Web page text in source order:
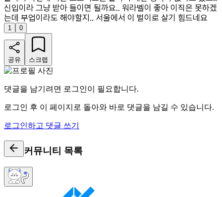
신입이라 그냥 받아 들이면 될까요.. 워라벨이 좋아 이직은 못하겠
는데 부업이라도 해야할지.. 서울에서 이 벌이로 살기 힘드네요
1 0
공유 스크랩
댓글을 남기려면 로그인이 필요합니다.
로그인 후 이 페이지로 돌아와 바로 댓글을 남길 수 있습니다.
로그인하고 댓글 쓰기
커뮤니티 목록